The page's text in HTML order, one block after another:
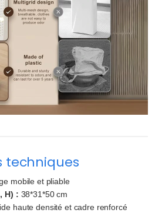
techniques
mobile et pliable
H) : 38*31*50 cm
haute densité et cadre renforcé